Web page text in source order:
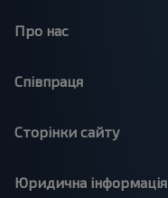
Про нас
Співпраця
Сторінки сайту
Юридична інформація